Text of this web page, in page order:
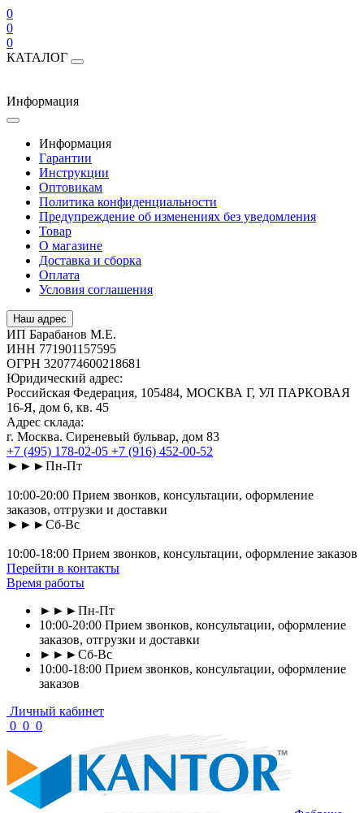
0
0
0
КАТАЛОГ
Информация
Информация
Гарантии
Инструкции
Оптовикам
Политика конфиденциальности
Предупреждение об изменениях без уведомления
Товар
О магазине
Доставка и сборка
Оплата
Условия соглашения
Наш адрес
ИП Барабанов М.Е.
ИНН 771901157595
ОГРН 320774600218681
Юридический адрес:
Российская Федерация, 105484, МОСКВА Г, УЛ ПАРКОВАЯ
16-Я, дом 6, кв. 45
Адрес склада:
г. Москва. Сиреневый бульвар, дом 83
+7 (495) 178-02-05 +7 (916) 452-00-52
►►►Пн-Пт
10:00-20:00 Прием звонков, консультации, оформление
заказов, отгрузки и доставки
►►►Сб-Вс
10:00-18:00 Прием звонков, консультации, оформление заказов
Перейти в контакты
Время работы
►►►Пн-Пт
10:00-20:00 Прием звонков, консультации, оформление
заказов, отгрузки и доставки
►►►Сб-Вс
10:00-18:00 Прием звонков, консультации, оформление
заказов
Личный кабинет
0 0 0